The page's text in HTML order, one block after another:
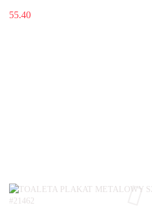
55.40